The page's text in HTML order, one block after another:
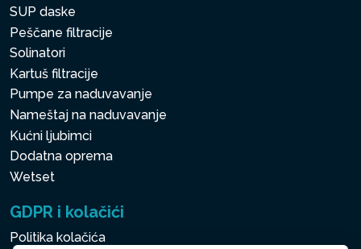
SUP daske
Peščane filtracije
Solinatori
Kartuš filtracije
Pumpe za naduvavanje
Nameštaj na naduvavanje
Kućni ljubimci
Dodatna oprema
Wetset
GDPR i kolačići
Politika kolačića